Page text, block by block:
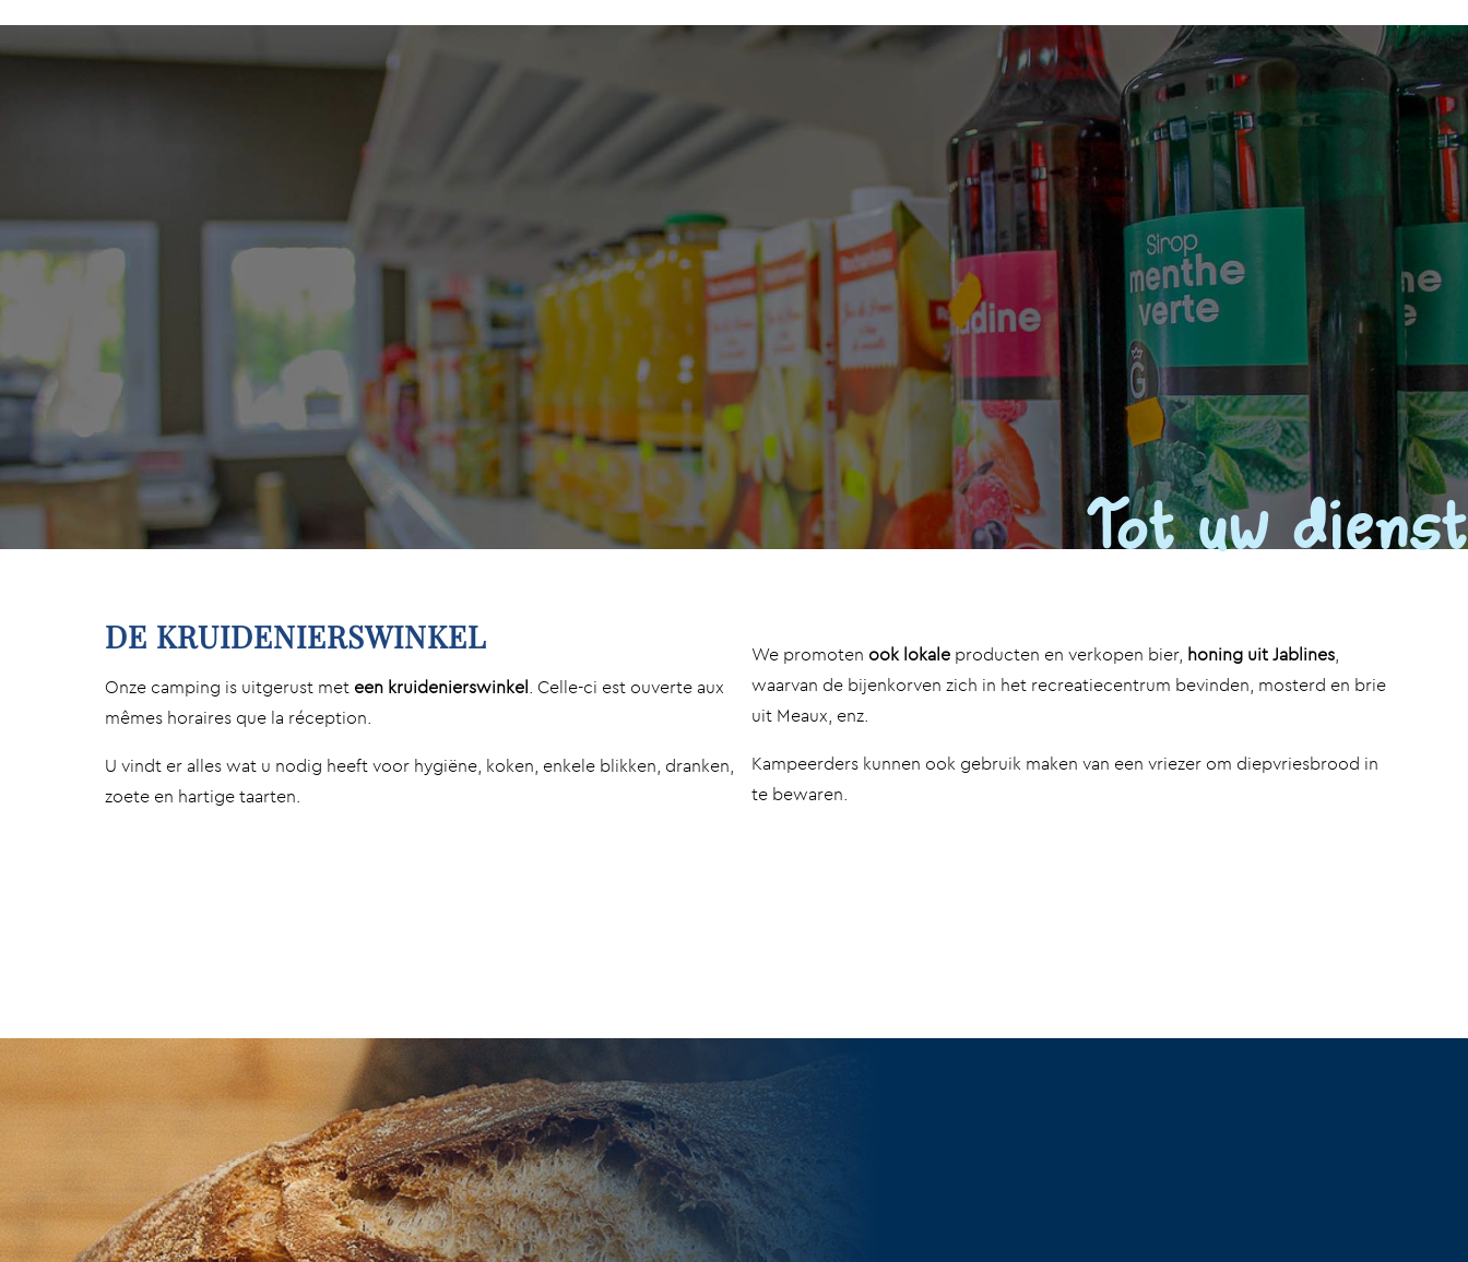
DE KRUIDENIERSWINKEL
Onze camping is uitgerust met een kruidenierswinkel. Celle-ci est ouverte aux
mêmes horaires que la réception.
U vindt er alles wat u nodig heeft voor hygiëne, koken, enkele blikken, dranken,
zoete en hartige taarten.
We promoten ook lokale producten en verkopen bier, honing uit Jablines,
waarvan de bijenkorven zich in het recreatiecentrum bevinden, mosterd en brie
uit Meaux, enz.
Kampeerders kunnen ook gebruik maken van een vriezer om diepvriesbrood in
te bewaren.